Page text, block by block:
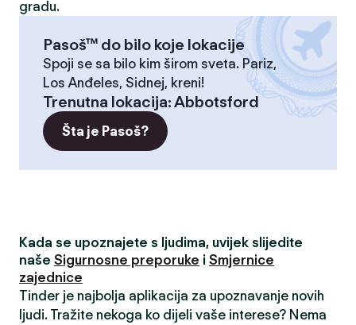
gradu.
Pasoš™ do bilo koje lokacije
Spoji se sa bilo kim širom sveta. Pariz,
Los Anđeles, Sidnej, kreni!
Trenutna lokacija:Abbotsford
Šta je Pasoš?
Kada se upoznajete s ljudima, uvijek slijedite
naše Sigurnosne preporuke i Smjernice
zajednice
Tinder je najbolja aplikacija za upoznavanje novih
ljudi. Tražite nekoga ko dijeli vaše interese? Nema